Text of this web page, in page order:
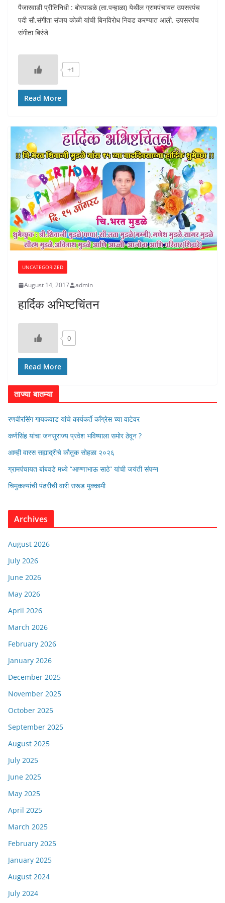
पैजारवाडी प्रीतिनिधी : बोरपाडळे (ता.पन्हाळा) येथील ग्रामपंचायत उपसरपंच
पदी सौ.संगीता संजय कोळी यांची बिनविरोध निवड करण्यात आली. उपसरपंच
संगीता बिरंजे
+1
Read More
UNCATEGORIZED
August 14, 2017 admin
हार्दिक अभिष्टचिंतन
0
Read More
ताज्या बातम्या
रणवीरसिंग गायकवाड यांचे कार्यकर्ते कॉंग्रेस च्या वाटेवर
कर्णसिंह यांचा जनसुराज्य प्रवेश भविष्याला समोर ठेवून ?
आम्ही वारस सह्याद्रीचे कौतुक सोहळा २०२६
ग्रामपंचायत बांबवडे मध्ये “आण्णाभाऊ साठे” यांची जयंती संपन्न
चिमुकल्यांची पंढरीची वारी सरूड मुक्कामी
Archives
August 2026
July 2026
June 2026
May 2026
April 2026
March 2026
February 2026
January 2026
December 2025
November 2025
October 2025
September 2025
August 2025
July 2025
June 2025
May 2025
April 2025
March 2025
February 2025
January 2025
August 2024
July 2024